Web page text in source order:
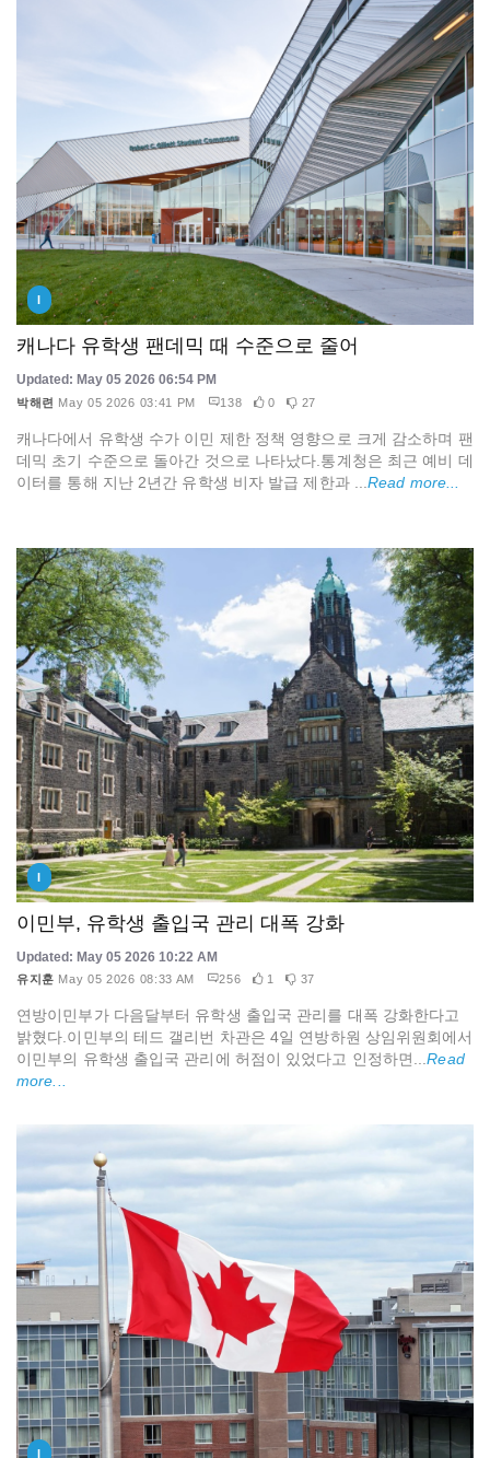
I
캐나다 유학생 팬데믹 때 수준으로 줄어
Updated: May 05 2026 06:54 PM
박해련 May 05 2026 03:41 PM 138 0 27
캐나다에서 유학생 수가 이민 제한 정책 영향으로 크게 감소하며 팬
데믹 초기 수준으로 돌아간 것으로 나타났다.통계청은 최근 예비 데
이터를 통해 지난 2년간 유학생 비자 발급 제한과 ...Read more...
I
이민부, 유학생 출입국 관리 대폭 강화
Updated: May 05 2026 10:22 AM
유지훈 May 05 2026 08:33 AM 256 1 37
연방이민부가 다음달부터 유학생 출입국 관리를 대폭 강화한다고
밝혔다.이민부의 테드 갤리번 차관은 4일 연방하원 상임위원회에서
이민부의 유학생 출입국 관리에 허점이 있었다고 인정하면...Read
more...
I